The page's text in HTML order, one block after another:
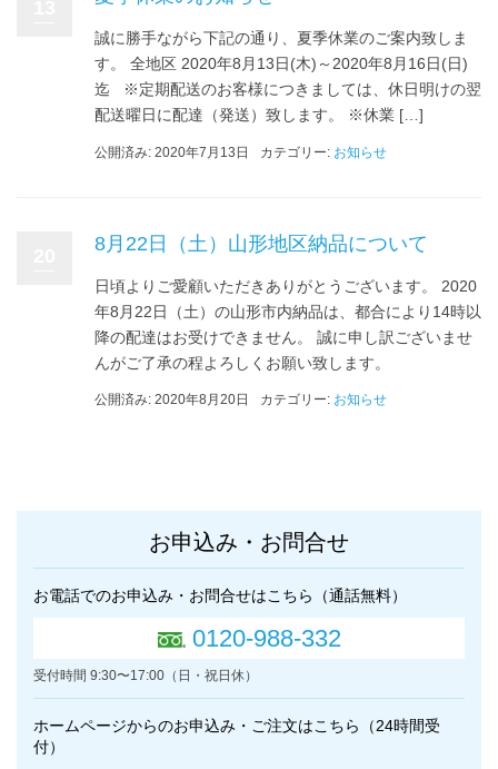
誠に勝手ながら下記の通り、夏季休業のご案内致しま
す。 全地区 2020年8月13日(木)～2020年8月16日(日)
迄 ※定期配送のお客様につきましては、休日明けの翌
配送曜日に配達（発送）致します。 ※休業 […]
公開済み: 2020年7月13日 カテゴリー: お知らせ
8月22日（土）山形地区納品について
日頃よりご愛顧いただきありがとうございます。 2020
年8月22日（土）の山形市内納品は、都合により14時以
降の配達はお受けできません。 誠に申し訳ございませ
んがご了承の程よろしくお願い致します。
公開済み: 2020年8月20日 カテゴリー: お知らせ
お申込み・お問合せ
お電話でのお申込み・お問合せはこちら（通話無料）
0120-988-332
受付時間 9:30〜17:00（日・祝日休）
ホームページからのお申込み・ご注文はこちら（24時間受
付）